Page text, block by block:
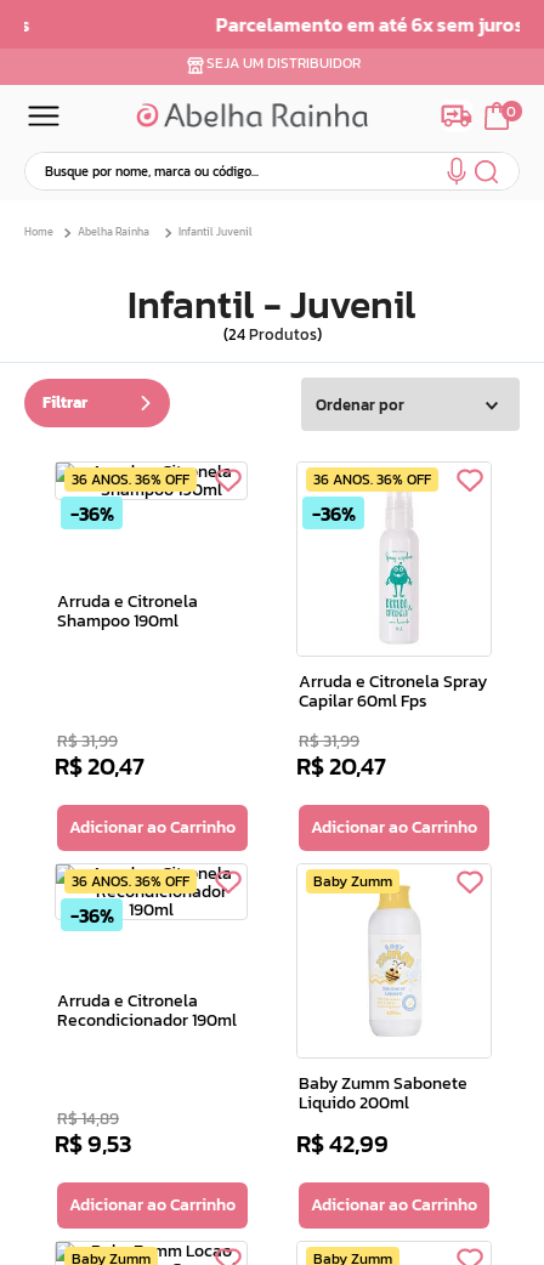
Parcelamento em até 6x sem juros
SEJA UM DISTRIBUIDOR
0
Busque por nome, marca ou código...
Abelha Rainha Infantil Juvenil
Infantil - Juvenil
24Produtos
Filtrar Ordenar por
36 ANOS. 36% OFF
36%
Arruda e Citronela
Shampoo 190ml
R$31,99
R$20,47
Adicionar ao Carrinho
36 ANOS. 36% OFF
36%
Arruda e Citronela Spray
Capilar 60ml Fps
R$31,99
R$20,47
Adicionar ao Carrinho
36 ANOS. 36% OFF
36%
Arruda e Citronela
Recondicionador 190ml
R$14,89
R$9,53
Adicionar ao Carrinho
Baby Zumm
Baby Zumm Sabonete
Liquido 200ml
R$42,99
Adicionar ao Carrinho
Baby Zumm Baby Zumm
4º
bom medico
5º
6º
clareador
7º
creme
8º
batom